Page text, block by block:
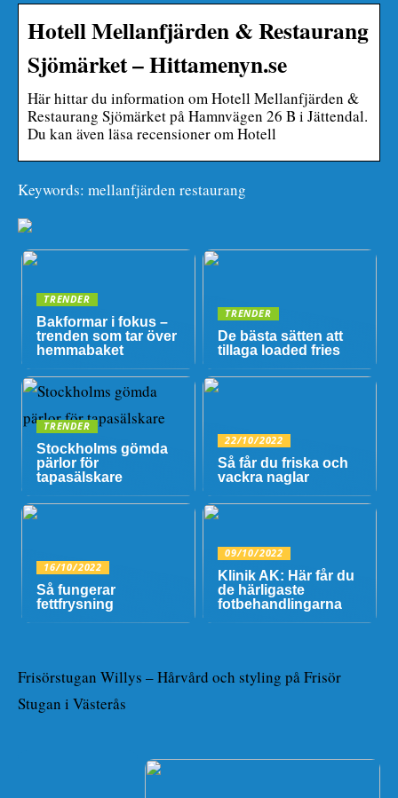
Hotell Mellanfjärden & Restaurang
Sjömärket – Hittamenyn.se
Här hittar du information om Hotell Mellanfjärden &
Restaurang Sjömärket på Hamnvägen 26 B i Jättendal.
Du kan även läsa recensioner om Hotell
Keywords: mellanfjärden restaurang
TRENDER
Bakformar i fokus –
trenden som tar över
hemmabaket
TRENDER
De bästa sätten att
tillaga loaded fries
TRENDER
Stockholms gömda
pärlor för
tapasälskare
22/10/2022
Så får du friska och
vackra naglar
16/10/2022
Så fungerar
fettfrysning
09/10/2022
Klinik AK: Här får du
de härligaste
fotbehandlingarna
Frisörstugan Willys – Hårvård och styling på Frisör
Stugan i Västerås